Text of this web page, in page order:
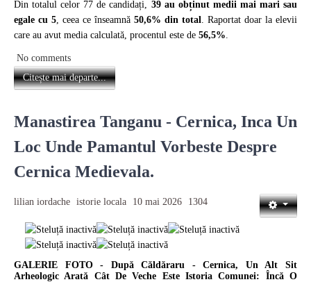
Din totalul celor 77 de candidați, 39 au obținut medii mai mari sau
egale cu 5 , ceea ce înseamnă 50,6% din total
. Raportat doar la elevii
care au avut media calculată, procentul este de 56,5%
No comments
Citește mai departe...
Manastirea Tanganu - Cernica, Inca Un
Loc Unde Pamantul Vorbeste Despre
Cernica Medievala.
lilian iordache istorie locala 10 mai 2026 1304
GALERIE FOTO - După Căldăraru - Cernica, Un Alt Sit
Arheologic Arată Cât De Veche Este Istoria Comunei: Încă O